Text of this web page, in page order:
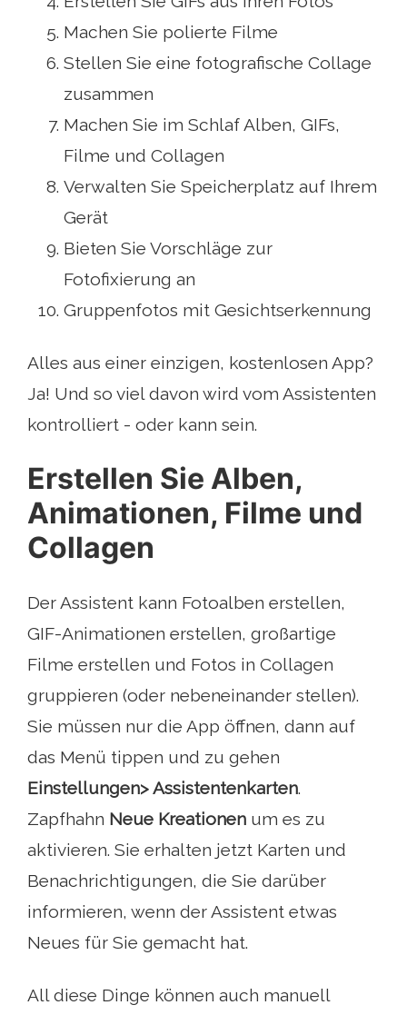
Machen Sie polierte Filme
Stellen Sie eine fotografische Collage
zusammen
Machen Sie im Schlaf Alben, GIFs,
Filme und Collagen
Verwalten Sie Speicherplatz auf Ihrem
Gerät
Bieten Sie Vorschläge zur
Fotofixierung an
Gruppenfotos mit Gesichtserkennung
Alles aus einer einzigen, kostenlosen App?
Ja! Und so viel davon wird vom Assistenten
kontrolliert - oder kann sein.
Erstellen Sie Alben,
Animationen, Filme und
Collagen
Der Assistent kann Fotoalben erstellen,
GIF-Animationen erstellen, großartige
Filme erstellen und Fotos in Collagen
gruppieren (oder nebeneinander stellen).
Sie müssen nur die App öffnen, dann auf
das Menü tippen und zu gehen
Einstellungen> Assistentenkarten.
Zapfhahn Neue Kreationen um es zu
aktivieren. Sie erhalten jetzt Karten und
Benachrichtigungen, die Sie darüber
informieren, wenn der Assistent etwas
Neues für Sie gemacht hat.
All diese Dinge können auch manuell